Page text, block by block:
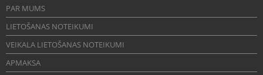
PAR MUMS
LIETOŠANAS NOTEIKUMI
VEIKALA LIETOŠANAS NOTEIKUMI
APMAKSA